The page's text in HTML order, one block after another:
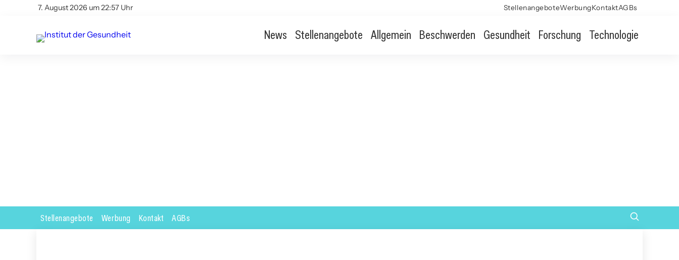
7. August 2026 um 22:57 Uhr StellenangeboteWerbungKontaktAGBs
News Stellenangebote Allgemein Beschwerden Gesundheit Forschung Technologie
Stellenangebote Werbung Kontakt AGBs